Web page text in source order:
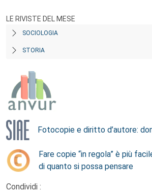
LE RIVISTE DEL MESE
SOCIOLOGIA
STORIA
Fotocopie e diritto d’autore:
Fare copie “in regola” è più
di quanto si possa pensare
Condividi :